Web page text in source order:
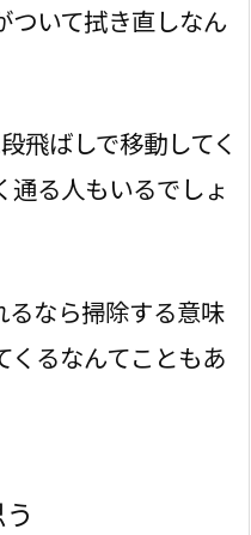
ついて拭き直しなん
飛ばしで移動してく
通る人もいるでしょ
るなら掃除する意味
くるなんてこともあ